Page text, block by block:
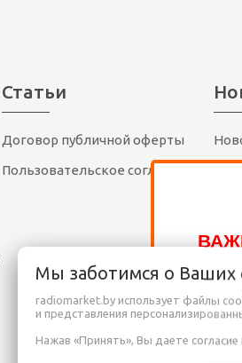
ЕЩЁ
Статьи
Договор публичной оферты
Пользовательское соглашение
Мы заботимся о Ваших
radiomarket.by использует файлы
и представления
Нажав «Принять», Вы даете